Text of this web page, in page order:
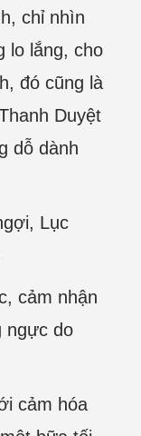
chỉ nhìn
lo lắng, cho
đó cũng là
Duyệt
dỗ dành
Lục
cảm nhận
ngực do
cảm hóa